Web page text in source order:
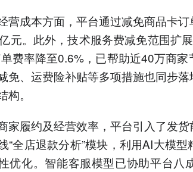
营成本方面，平台通过减免商品卡
元。此外，技术服务费减免范围扩
费率降至0.6%，已帮助近40万商家
免、运费险补贴等多项措施也同步
构。
家履约及经营效率，平台引入了发
“全店退款分析”模块，利用AI大模
优化。智能客服模型已协助平台八